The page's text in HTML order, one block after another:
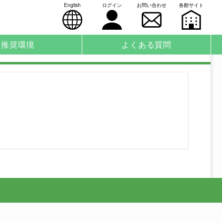
English ログイン お問い合わせ 各館サイト
推奨環境 よくある質問